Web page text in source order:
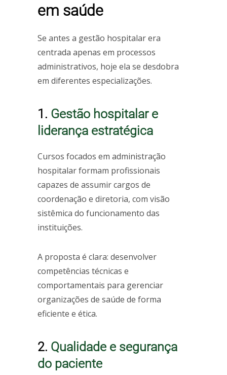
em saúde
Se antes a gestão hospitalar era
centrada apenas em processos
administrativos, hoje ela se desdobra
em diferentes especializações.
1. Gestão hospitalar e
liderança estratégica
Cursos focados em administração
hospitalar formam profissionais
capazes de assumir cargos de
coordenação e diretoria, com visão
sistêmica do funcionamento das
instituições.
A proposta é clara: desenvolver
competências técnicas e
comportamentais para gerenciar
organizações de saúde de forma
eficiente e ética.
2. Qualidade e segurança
do paciente